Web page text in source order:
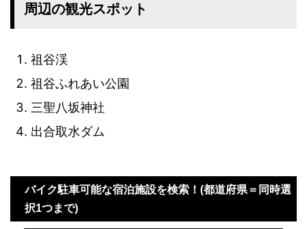
周辺の観光スポット
祖谷渓
祖谷ふれあい公園
三聖八坂神社
出合取水ダム
バイク駐車可能な宿泊施設を検索！(都道府県＝同時選
択1つまで)